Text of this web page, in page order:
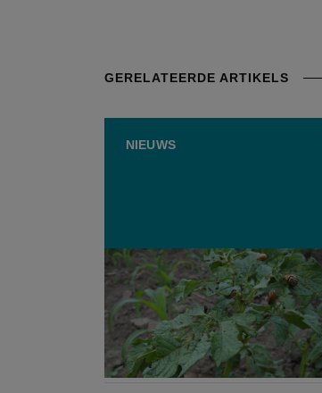
GERELATEERDE ARTIKELS
NIEUWS
Computerwetenschapper werkt
aan drone die op
coloradokevers jaagt
31 JULI 2026